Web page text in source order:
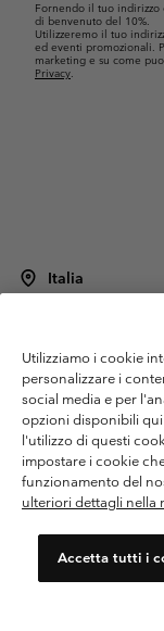
Fornendo il tuo indirizzo
di benvenuto del 10%.
Utilizzeremo il tuo
ed eventi promozionali.
marketing e su come
Privacy.
Italia
Termini di utilizzo
Politica sulla privacy
Termini e condizioni
Condizioni di utilizzo
Cookies
Public CBCR
Servizio clienti: Lun. -
(+)390694804176
Utilizziamo i cookie
personalizzare i
social media e per
opzioni disponibili
l'utilizzo di questi
impostare i cookie
funzionamento del
ulteriori dettagli nella
Accetta tutti i
Seleziona
Italia